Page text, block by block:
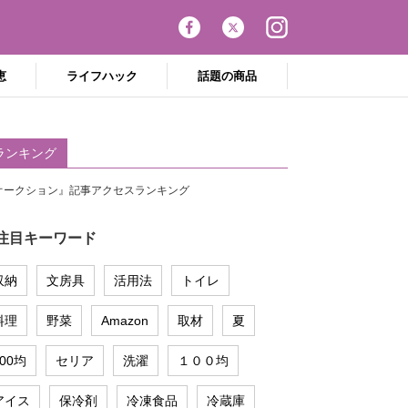
ライフハック 話題の商品
ンキング
ークション』記事アクセスランキング
目キーワード
納 文房具 活用法 トイレ
理 野菜 Amazon 取材 夏
均 セリア 洗濯 １００均
イス 保冷剤 冷凍食品 冷蔵庫